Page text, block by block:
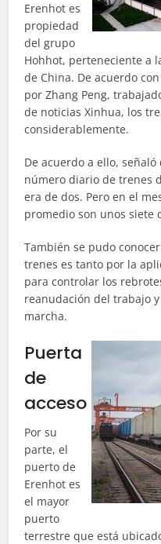
Erenhot es
propiedad
del grupo
Hohhot, perteneciente a
de China. De acuerdo
por Zhang Peng,
de noticias Xinhua, los
considerablemente.
De acuerdo a ello,
número diario de trenes
era de dos. Pero en el
promedio son unos siete
También se pudo
trenes es tanto por la
para controlar los
reanudación del trabajo
marcha.
Puerta
de
acceso
Por su
parte, el
puerto de
Erenhot es
el mayor
puerto
terrestre que está